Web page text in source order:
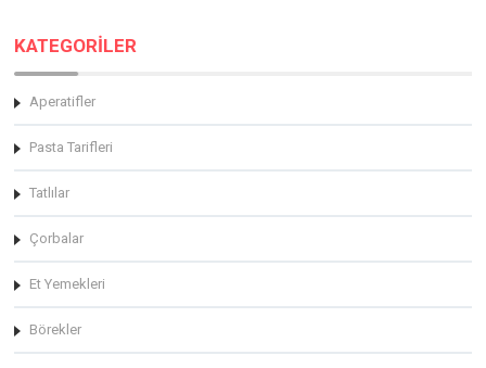
KATEGORİLER
Aperatifler
Pasta Tarifleri
Tatlılar
Çorbalar
Et Yemekleri
Börekler